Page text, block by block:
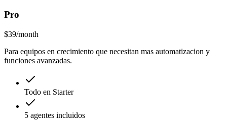
Pro
$39/month
Para equipos en crecimiento que necesitan mas automatizacion y
funciones avanzadas.
Todo en Starter
5 agentes incluidos